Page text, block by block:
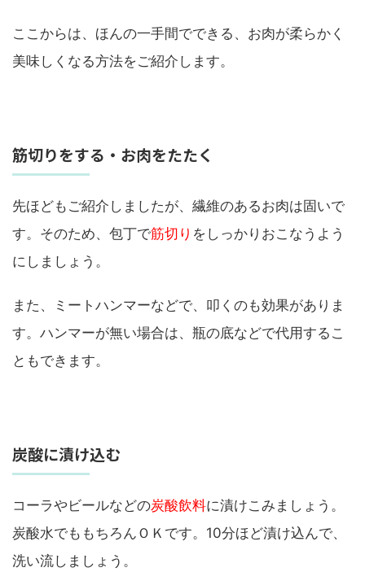
ここからは、ほんの一手間でできる、お肉が柔らかく
美味しくなる方法をご紹介します。
筋切りをする・お肉をたたく
先ほどもご紹介しましたが、繊維のあるお肉は固いで
す。そのため、包丁で筋切り をしっかりおこなうよう
にしましょう。
また、ミートハンマーなどで、叩くのも効果がありま
す。ハンマーが無い場合は、瓶の底などで代用するこ
ともできます。
炭酸に漬け込む
コーラやビールなどの炭酸飲料に漬けこみましょう。
炭酸水でももちろんＯＫです。10分ほど漬け込んで、
洗い流しましょう。